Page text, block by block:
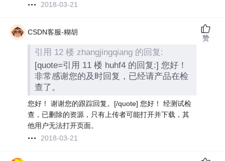
2018-03-21
CSDN客服-糊胡
引用 12 楼 zhangjingqiang 的回复:
[quote=引用 11 楼 huhf4 的回复:] 您好！
非常感谢您的及时回复，已经请产品在检
查了。
您好！ 谢谢您的跟踪回复。[/quote] 您好！ 经测试检
查，已删除的资源，只有上传者可能打开并下载，其
他用户无法打开页面。
2018-03-21
赞